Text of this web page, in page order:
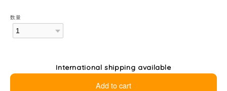
数量
International shipping available
Add to cart